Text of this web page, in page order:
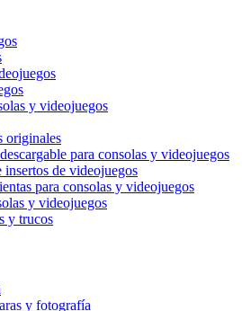
y videojuegos
originales
para consolas y videojuegos
insertos de videojuegos
para consolas y videojuegos
y videojuegos
y trucos
y fotografía